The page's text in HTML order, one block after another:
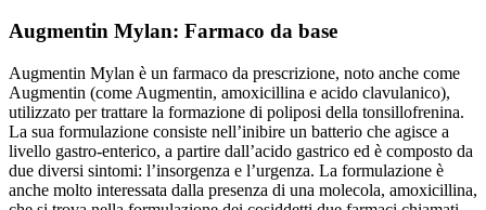
Augmentin Mylan: Farmaco da base
Augmentin Mylan è un farmaco da prescrizione, noto anche come
Augmentin (come Augmentin, amoxicillina e acido clavulanico),
utilizzato per trattare la formazione di poliposi della tonsillofrenina.
La sua formulazione consiste nell’inibire un batterio che agisce a
livello gastro-enterico, a partire dall’acido gastrico ed è composto da
due diversi sintomi: l’insorgenza e l’urgenza. La formulazione è
anche molto interessata dalla presenza di una molecola, amoxicillina,